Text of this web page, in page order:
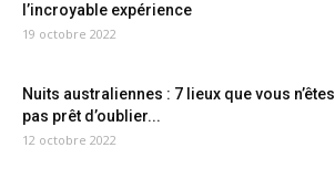
l’incroyable expérience
19 octobre 2022
Nuits australiennes : 7 lieux que vous n’êtes
pas prêt d’oublier...
12 octobre 2022